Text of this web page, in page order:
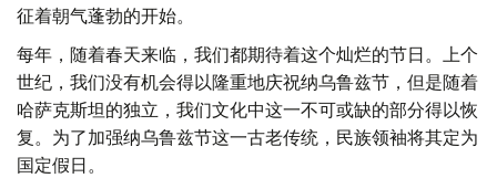
征着朝气蓬勃的开始。
每年，随着春天来临，我们都期待着这个灿烂的节日。上个
世纪，我们没有机会得以隆重地庆祝纳乌鲁兹节，但是随着
哈萨克斯坦的独立，我们文化中这一不可或缺的部分得以恢
复。为了加强纳乌鲁兹节这一古老传统，民族领袖将其定为
国定假日。